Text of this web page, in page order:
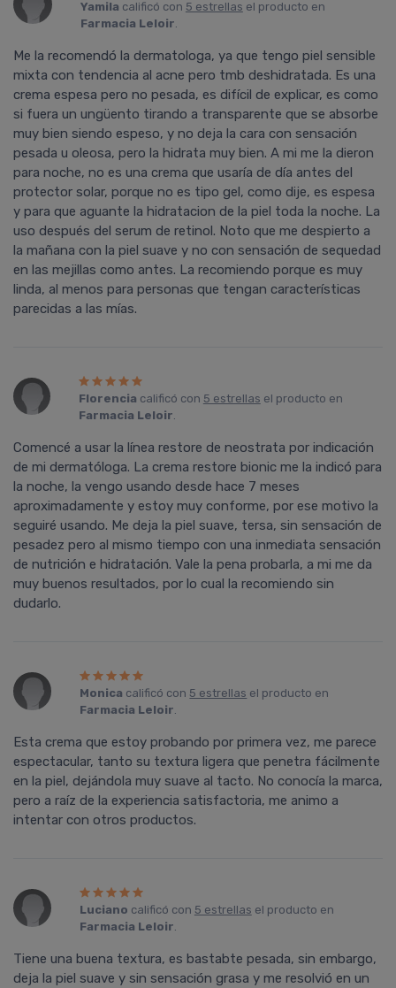
Yamila calificó con 5 estrellas el producto en
Farmacia Leloir.
Me la recomendó la dermatologa, ya que tengo piel sensible
mixta con tendencia al acne pero tmb deshidratada. Es una
crema espesa pero no pesada, es difícil de explicar, es como
si fuera un ungüento tirando a transparente que se absorbe
muy bien siendo espeso, y no deja la cara con sensación
pesada u oleosa, pero la hidrata muy bien. A mi me la dieron
para noche, no es una crema que usaría de día antes del
protector solar, porque no es tipo gel, como dije, es espesa
y para que aguante la hidratacion de la piel toda la noche. La
uso después del serum de retinol. Noto que me despierto a
la mañana con la piel suave y no con sensación de sequedad
en las mejillas como antes. La recomiendo porque es muy
linda, al menos para personas que tengan características
parecidas a las mías.
Florencia calificó con 5 estrellas el producto en
Farmacia Leloir.
Comencé a usar la línea restore de neostrata por indicación
de mi dermatóloga. La crema restore bionic me la indicó para
la noche, la vengo usando desde hace 7 meses
aproximadamente y estoy muy conforme, por ese motivo la
seguiré usando. Me deja la piel suave, tersa, sin sensación de
pesadez pero al mismo tiempo con una inmediata sensación
de nutrición e hidratación. Vale la pena probarla, a mi me da
muy buenos resultados, por lo cual la recomiendo sin
dudarlo.
Monica calificó con 5 estrellas el producto en
Farmacia Leloir.
Esta crema que estoy probando por primera vez, me parece
espectacular, tanto su textura ligera que penetra fácilmente
en la piel, dejándola muy suave al tacto. No conocía la marca,
pero a raíz de la experiencia satisfactoria, me animo a
intentar con otros productos.
Luciano calificó con 5 estrellas el producto en
Farmacia Leloir.
Tiene una buena textura, es bastabte pesada, sin embargo,
deja la piel suave y sin sensación grasa y me resolvió en un